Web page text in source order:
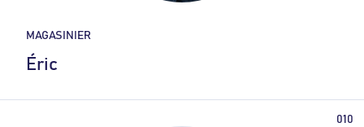
MAGASINIER
Éric